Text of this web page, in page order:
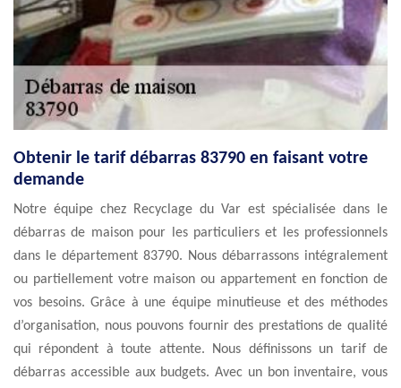
Obtenir le tarif débarras 83790 en faisant votre
demande
Notre équipe chez Recyclage du Var est spécialisée dans le
débarras de maison pour les particuliers et les professionnels
dans le département 83790. Nous débarrassons intégralement
ou partiellement votre maison ou appartement en fonction de
vos besoins. Grâce à une équipe minutieuse et des méthodes
d’organisation, nous pouvons fournir des prestations de qualité
qui répondent à toute attente. Nous définissons un tarif de
débarras accessible aux budgets. Avec un bon inventaire, vous